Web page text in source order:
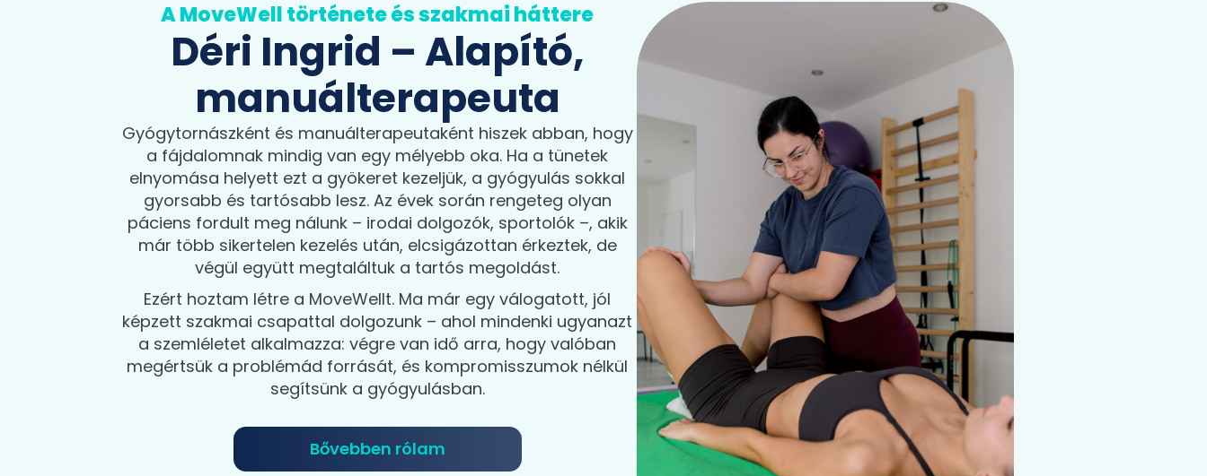
A MoveWell története és szakmai háttere
Déri Ingrid – Alapító,
manuálterapeuta
Gyógytornászként és manuálterapeutaként hiszek abban, hogy
a fájdalomnak mindig van egy mélyebb oka. Ha a tünetek
elnyomása helyett ezt a gyökeret kezeljük, a gyógyulás sokkal
gyorsabb és tartósabb lesz. Az évek során rengeteg olyan
páciens fordult meg nálunk – irodai dolgozók, sportolók –, akik
már több sikertelen kezelés után, elcsigázottan érkeztek, de
végül együtt megtaláltuk a tartós megoldást.
Ezért hoztam létre a MoveWellt. Ma már egy válogatott, jól
képzett szakmai csapattal dolgozunk – ahol mindenki ugyanazt
a szemléletet alkalmazza: végre van idő arra, hogy valóban
megértsük a problémád forrását, és kompromisszumok nélkül
segítsünk a gyógyulásban.
Bővebben rólam